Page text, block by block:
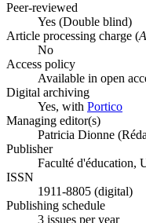
Peer-reviewed
Yes (Double blind)
Article processing charge (
No
Access policy
Available in open
Digital archiving
Yes, with Portico
Managing editor(s)
Patricia Dionne
Publisher
Faculté d'éducation,
ISSN
1911-8805 (digital)
Publishing schedule
3 issues per year